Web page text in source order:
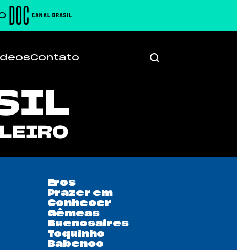
Contato
Eros
Prazer em
Conhecer
Gêmeas
Buenosaires
Toquinho
Babenco